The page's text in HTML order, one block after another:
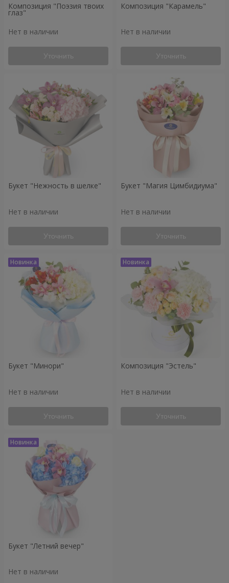
Композиция "Поэзия твоих
глаз"
Нет в наличии
Уточнить
Композиция "Карамель"
Нет в наличии
Уточнить
Букет "Нежность в шелке"
Нет в наличии
Уточнить
Букет "Магия Цимбидиума"
Нет в наличии
Уточнить
Букет "Минори"
Нет в наличии
Уточнить
Композиция "Эстель"
Нет в наличии
Уточнить
Букет "Летний вечер"
Нет в наличии